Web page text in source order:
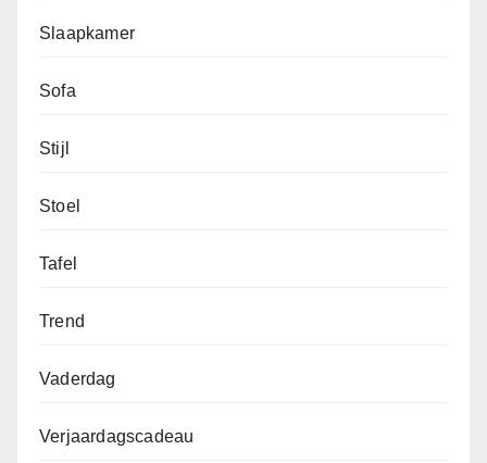
Slaapkamer
Sofa
Stijl
Stoel
Tafel
Trend
Vaderdag
Verjaardagscadeau